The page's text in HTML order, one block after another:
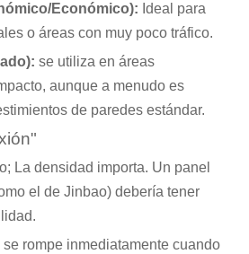
Económico): Ideal para
o áreas con muy poco tráfico.
se utiliza en áreas
aunque a menudo es
de paredes estándar.
La densidad importa. Un panel
el de Jinbao) debería tener
rompe inmediatamente cuando